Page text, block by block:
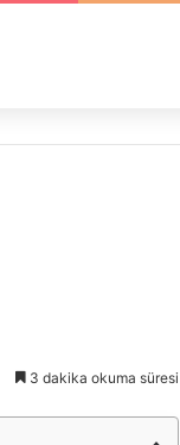
3 dakika okuma süresi